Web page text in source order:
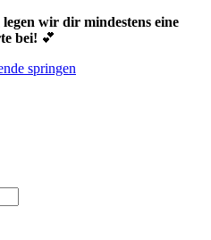
wir dir mindestens eine
bei! 💕
springen